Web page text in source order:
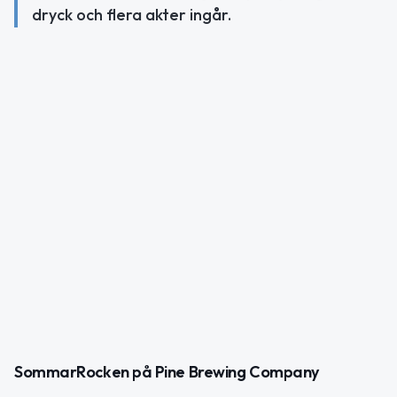
dryck och flera akter ingår.
SommarRocken på Pine Brewing Company